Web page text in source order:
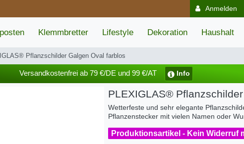
Anmelden
Klemmbretter Lifestyle Dekoration Haushalt
Pflanzschilder Galgen Oval farblos
Versandkostenfrei ab 79 €/DE und 99 €/AT Info
PLEXIGLAS®
Wetterfeste und sehr elegante
Pflanzenstecker mit vielen Namen oder
Produktionsartikel - Kein Widerruf